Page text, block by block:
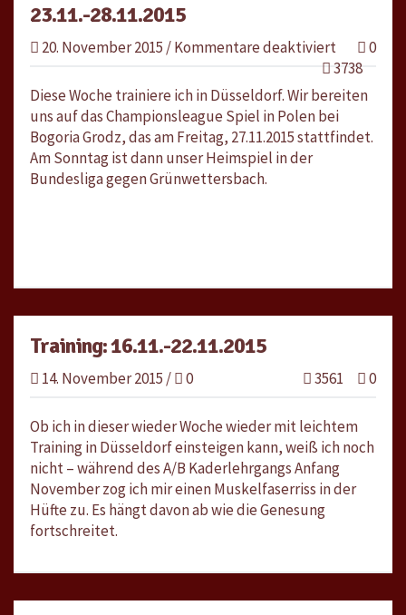
23.11.-28.11.2015
20. November 2015 /Kommentare deaktiviert
23.11.-
0
3738
Diese Woche trainiere ich in Düsseldorf. Wir bereiten
uns auf das Championsleague Spiel in Polen bei
Bogoria Grodz, das am Freitag, 27.11.2015 stattfindet.
Am Sonntag ist dann unser Heimspiel in der
Bundesliga gegen Grünwettersbach.
Training: 16.11.-22.11.2015
14. November 2015 / 0 0
3561
Ob ich in dieser wieder Woche wieder mit leichtem
Training in Düsseldorf einsteigen kann, weiß ich noch
nicht – während des A/B Kaderlehrgangs Anfang
November zog ich mir einen Muskelfaserriss in der
Hüfte zu. Es hängt davon ab wie die Genesung
fortschreitet.